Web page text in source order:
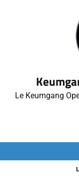
Le Keumgang